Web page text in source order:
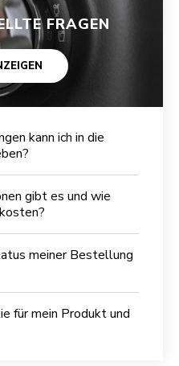
FRAGEN
kann ich in die
gibt es und wie
meiner Bestellung
für mein Produkt und